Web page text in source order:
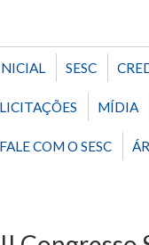
SESC
LICITAÇÕES MÍDIA
FALE COM O SESC